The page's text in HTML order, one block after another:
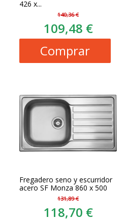
426 x...
140,36 €
109,48 €
Comprar
Fregadero seno y escurridor
acero SF Monza 860 x 500
131,89 €
118,70 €